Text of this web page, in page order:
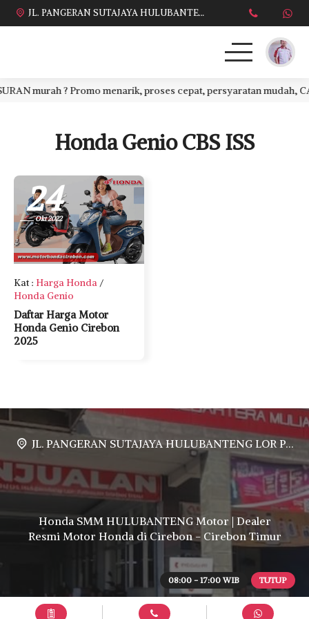
JL. PANGERAN SUTAJAYA HULUBANTENG LOR PABUARAN CIREBON TIMUR, Ds. Babakan gebang cirebon Gebang udik cirebon Ciledug cirebon Karang wareng cirebon
08:00 - 17:00 WIB TUTUP
HONDA
DAFTAR HARGA
PROMO TERBARU
DEALER KAMI
SALES
murah ? Promo menarik, proses cepat, persyaratan mudah,
Honda Genio CBS ISS
24
Okt 2022
Kat : Harga Honda /
Honda Genio
Daftar Harga Motor
Honda Genio Cirebon
2025
JL. PANGERAN SUTAJAYA HULUBANTENG LOR PABUARAN CIREBON TIMUR, Ds. Babakan gebang cirebon Gebang udik cirebon Ciledug cirebon Karang wareng cirebon
Honda SMM HULUBANTENG Motor | Dealer
Resmi Motor Honda di Cirebon - Cirebon Timur